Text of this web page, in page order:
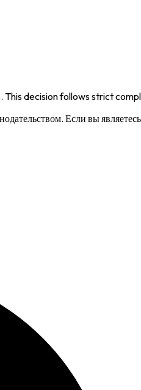
decision follows strict
Если вы